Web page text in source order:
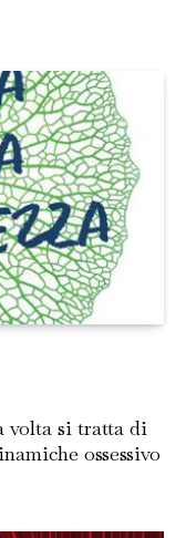
volta si tratta di
ossessivo